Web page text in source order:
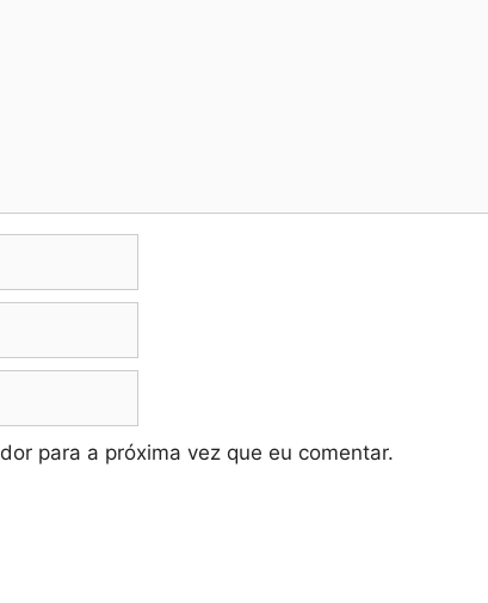
para a próxima vez que eu comentar.